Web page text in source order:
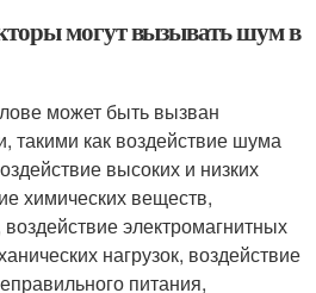
могут вызывать шум в
может быть вызван
такими как воздействие шума
высоких и низких
химических веществ,
электромагнитных
нагрузок, воздействие
питания,